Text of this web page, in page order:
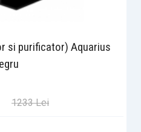
si purificator) Aquarius
1233 Lei